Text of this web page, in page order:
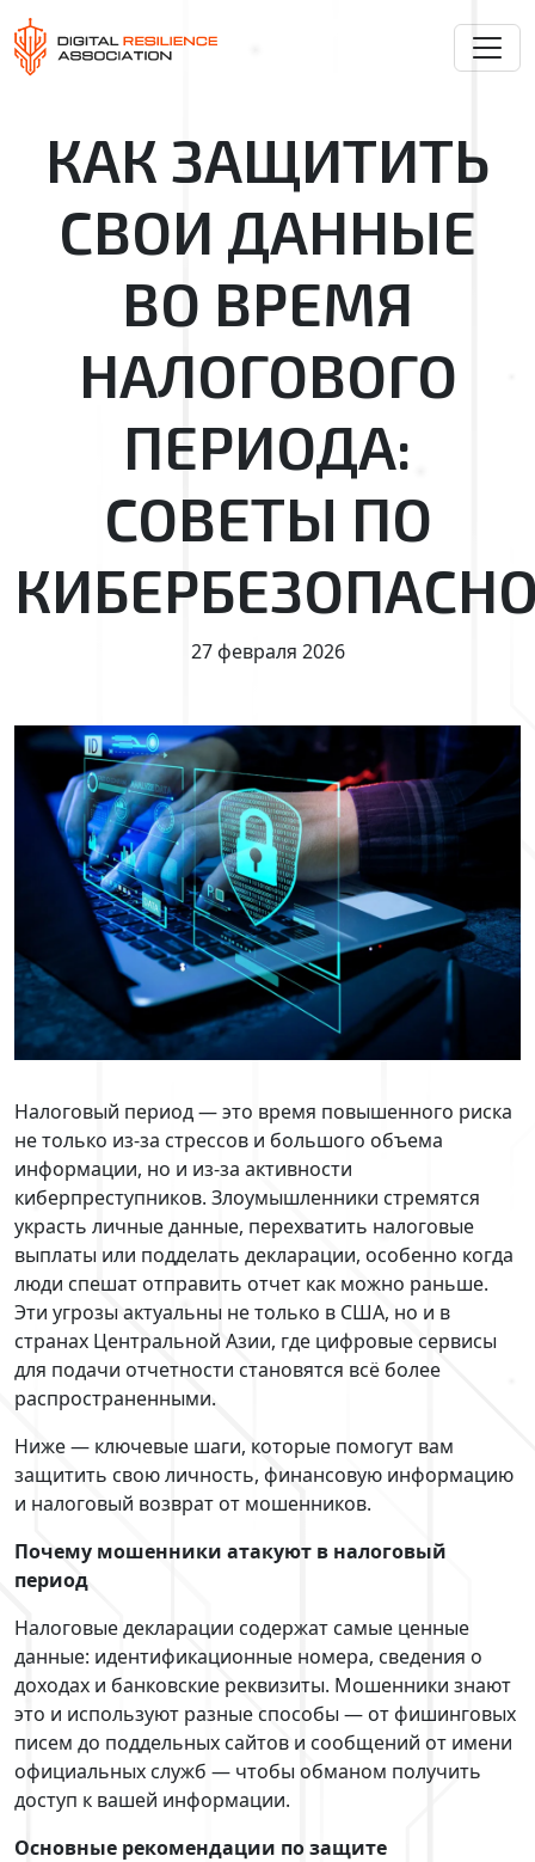
КАК ЗАЩИТИТЬ
СВОИ ДАННЫЕ
ВО ВРЕМЯ
НАЛОГОВОГО
ПЕРИОДА:
СОВЕТЫ ПО
27 февраля 2026
Налоговый период — это время повышенного риска
не только из‑за стрессов и большого объема
информации, но и из‑за активности
киберпреступников. Злоумышленники стремятся
украсть личные данные, перехватить налоговые
выплаты или подделать декларации, особенно когда
люди спешат отправить отчет как можно раньше.
Эти угрозы актуальны не только в США, но и в
странах Центральной Азии, где цифровые сервисы
для подачи отчетности становятся всё более
распространенными.
Ниже — ключевые шаги, которые помогут вам
защитить свою личность, финансовую информацию
и налоговый возврат от мошенников.
Почему мошенники атакуют в налоговый
период
Налоговые декларации содержат самые ценные
данные: идентификационные номера, сведения о
доходах и банковские реквизиты. Мошенники знают
это и используют разные способы — от фишинговых
писем до поддельных сайтов и сообщений от имени
официальных служб — чтобы обманом получить
доступ к вашей информации.
Основные рекомендации по защите